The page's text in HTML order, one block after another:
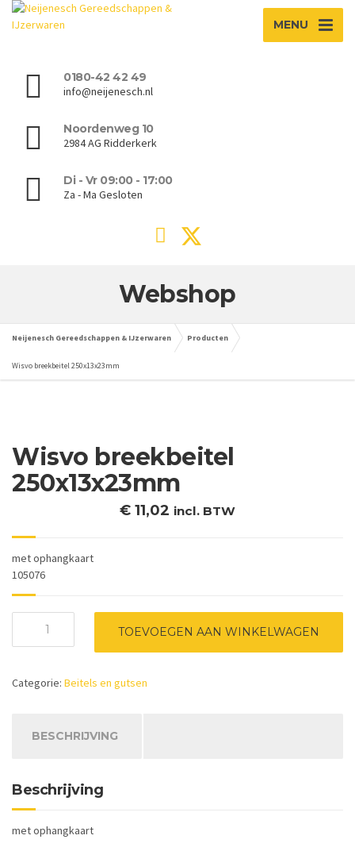
MENU
0180-42 42 49
info@neijenesch.nl
Noordenweg 10
2984 AG Ridderkerk
Di - Vr 09:00 - 17:00
Za - Ma Gesloten
Webshop
Neijenesch Gereedschappen & IJzerwaren Producten
Wisvo breekbeitel 250x13x23mm
Wisvo breekbeitel
250x13x23mm
€ 11,02 incl. BTW
met ophangkaart
105076
breekbeitel
TOEVOEGEN AAN WINKELWAGEN
Categorie: Beitels en gutsen
BESCHRIJVING
Beschrijving
met ophangkaart